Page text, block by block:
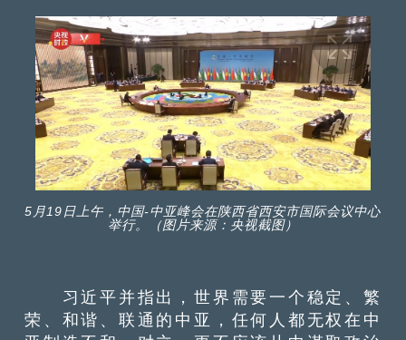
5月19日上午，中国-中亚峰会在陕西省西安市国际会议中心
举行。（图片来源：央视截图）
习近平并指出，世界需要一个稳定、繁
荣、和谐、联通的中亚，任何人都无权在中